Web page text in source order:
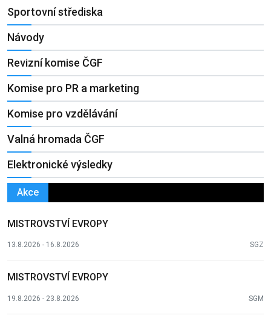
Sportovní střediska
Návody
Revizní komise ČGF
Komise pro PR a marketing
Komise pro vzdělávání
Valná hromada ČGF
Elektronické výsledky
Akce
MISTROVSTVÍ EVROPY
13.8.2026 - 16.8.2026 SGZ
MISTROVSTVÍ EVROPY
19.8.2026 - 23.8.2026 SGM